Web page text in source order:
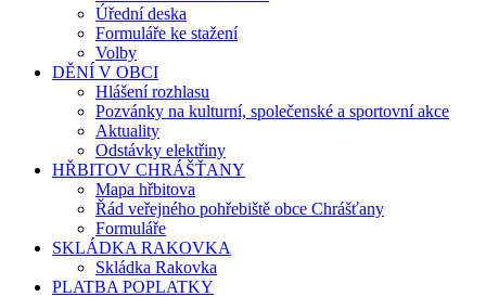
Úřední deska
Formuláře ke stažení
Volby
DĚNÍ V OBCI
Hlášení rozhlasu
Pozvánky na kulturní, společenské a sportovní akce
Aktuality
Odstávky elektřiny
HŘBITOV CHRÁŠŤANY
Mapa hřbitova
Řád veřejného pohřebiště obce Chrášťany
Formuláře
SKLÁDKA RAKOVKA
Skládka Rakovka
PLATBA POPLATKY